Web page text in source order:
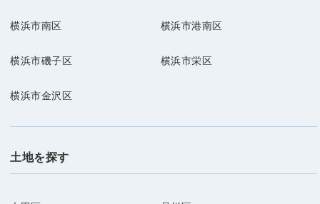
横浜市南区 横浜市港南区
横浜市磯子区 横浜市栄区
横浜市金沢区
土地を探す